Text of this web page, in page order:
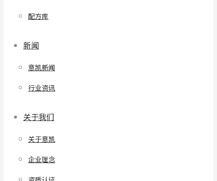
配方库
新闻
意凯新闻
行业资讯
关于我们
关于意凯
企业理念